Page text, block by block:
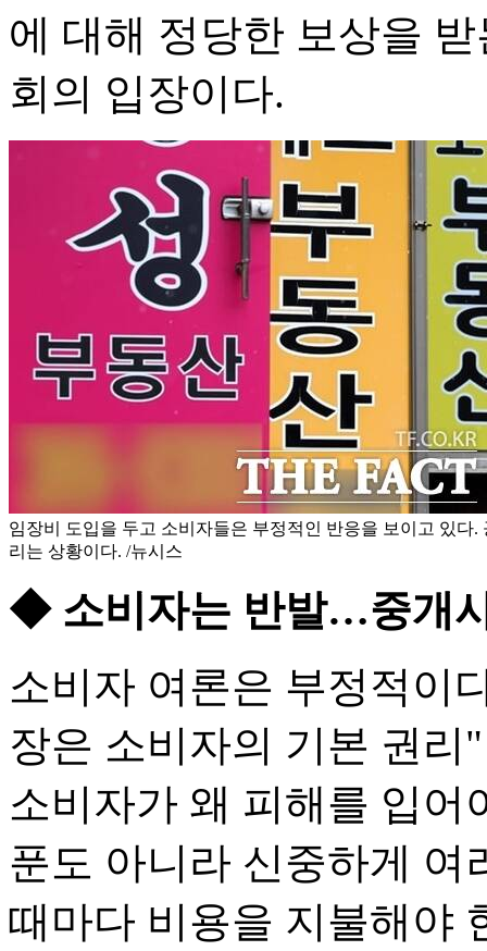
에 대해 정당한 보상을
회의 입장이다.
임장비 도입을 두고 소비자들은 부정적인 반응을 보이고 있다.
리는 상황이다. /뉴시스
◆ 소비자는 반발…중개
소비자 여론은 부정적이
장은 소비자의 기본 권
소비자가 왜 피해를 입
푼도 아니라 신중하게 여
때마다 비용을 지불해야